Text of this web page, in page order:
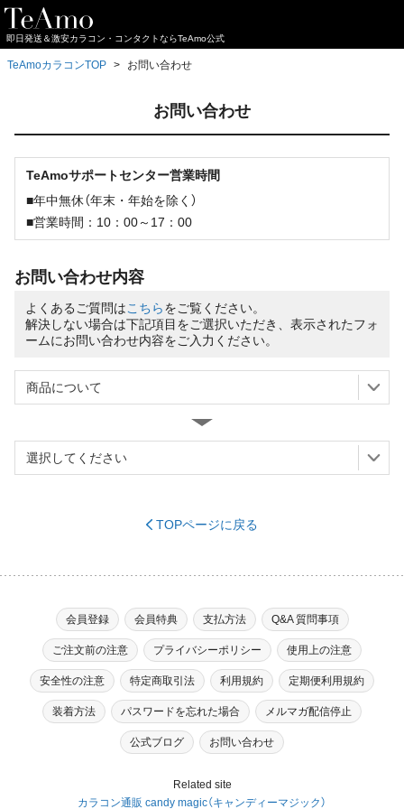
即日発送＆激安カラコン・コンタクトならTeAmo公式
TeAmoカラコンTOP お問い合わせ
お問い合わせ
TeAmoサポートセンター営業時間
■年中無休（年末・年始を除く）
■営業時間：10：00～17：00
お問い合わせ内容
よくあるご質問はこちらをご覧ください。
解決しない場合は下記項目をご選択いただき、表示されたフォ
ームにお問い合わせ内容をご入力ください。
※必須
（ハイフンなし） ※必須
TOPページに戻る
会員登録 会員特典 支払方法 Q&A 質問事項
ご注文前の注意 プライバシーポリシー 使用上の注意
安全性の注意 特定商取引法 利用規約 定期便利用規約
装着方法 パスワードを忘れた場合 メルマガ配信停止
公式ブログ お問い合わせ
Related site
カラコン通販 candy magic（キャンディーマジック）